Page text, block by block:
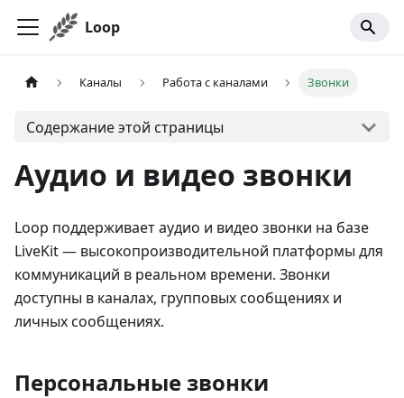
Loop
Каналы Работа с каналами Звонки
Содержание этой страницы
Аудио и видео звонки
Loop поддерживает аудио и видео звонки на базе
LiveKit — высокопроизводительной платформы для
коммуникаций в реальном времени. Звонки
доступны в каналах, групповых сообщениях и
личных сообщениях.
Персональные звонки